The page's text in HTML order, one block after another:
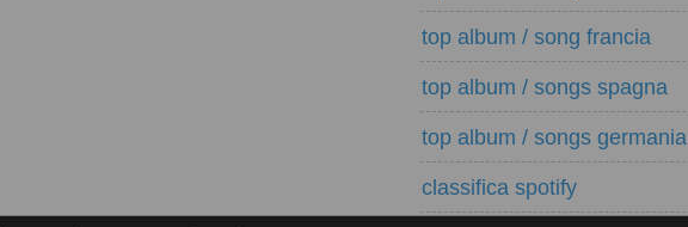
top album / song francia
top album / songs spagna
top album / songs germania
classifica spotify